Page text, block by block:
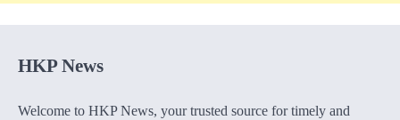
HKP News
Welcome to HKP News, your trusted source for timely and